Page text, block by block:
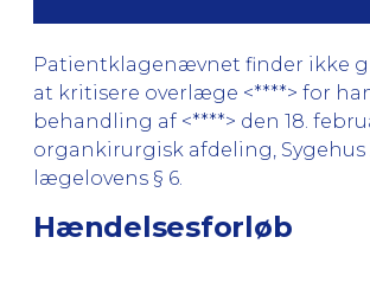
Patientklagenævnet finder ikke
at kritisere overlæge <****> for
behandling af <****> den 18.
organkirurgisk afdeling, Sygehus
lægelovens § 6.
Hændelsesforløb